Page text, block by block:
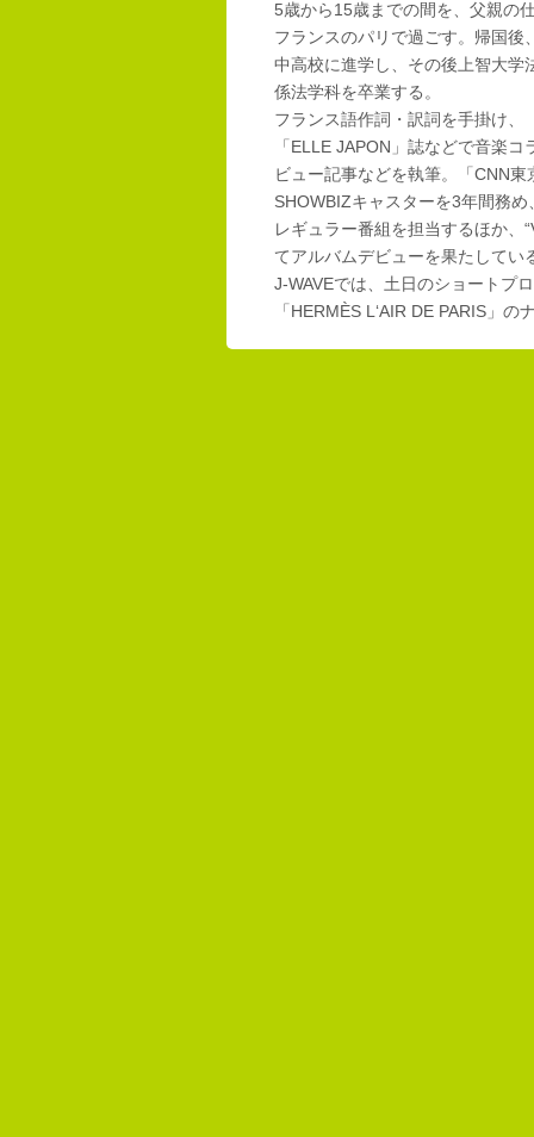
5歳から15歳までの間を、父親の
フランスのパリで過ごす。帰国後
中高校に進学し、その後上智大学
係法学科を卒業する。
フランス語作詞・訳詞を手掛け、
「ELLE JAPON」誌などで音楽コ
ビュー記事などを執筆。「CNN東
SHOWBIZキャスターを3年間務め
レギュラー番組を担当するほか、
てアルバムデビューを果たしてい
J-WAVEでは、土日のショートプ
「HERMÈS L‘AIR DE PARIS」